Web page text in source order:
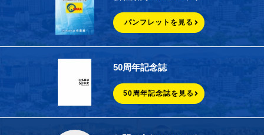
パンフレットを見る
50周年記念誌
50周年記念誌を見る